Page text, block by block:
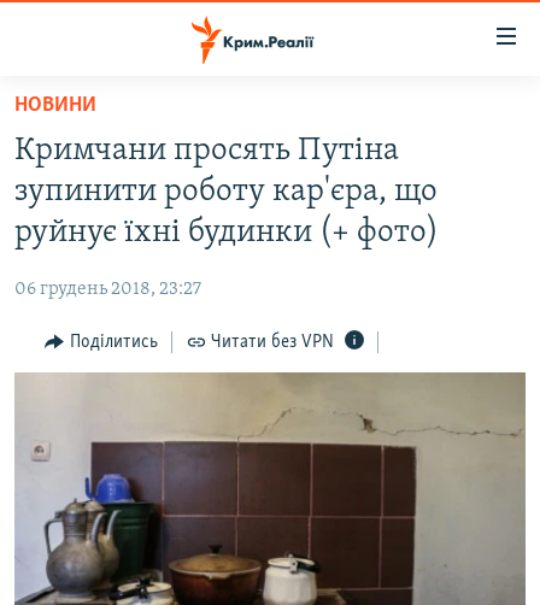
Перейти
основного
матеріалу
Перейти
до
основної
навігації
Перейти
до
ВОДА.КРИМ
ВІДЕО ТА ФОТО
БЛОГИ
ПОГЛЯД
СПЕЦПРОЕКТИ
ДЕПОРТАЦІЯ
ВІДЕОУРОКИ «ELIFBE»
ЯК ОБІЙТИ БЛОКУВАННЯ
Русский
НОВИНИ
Кримчани просять Путіна
зупинити роботу кар'єра, що
руйнує їхні будинки (+ фото)
06 грудень 2018, 23:27
Поділитись Читати без VPN